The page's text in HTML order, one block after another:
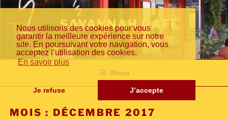
Nous utilisons des cookies pour vous
garantir la meilleure expérience sur notre
site. En poursuivant votre navigation, vous
acceptez l’utilisation des cookies.
En savoir plus
Je refuse J’accepte
contenu
principal
SAVANNAH CAFÉ
Cuisine inventive de la méditerranée
Menu
Fr
an
En
gli
日
本
MOIS : DÉCEMBRE 2017